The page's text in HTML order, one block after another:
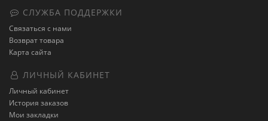
СЛУЖБА ПОДДЕРЖКИ
Связаться с нами
Возврат товара
Карта сайта
ЛИЧНЫЙ КАБИНЕТ
Личный кабинет
История заказов
Мои закладки